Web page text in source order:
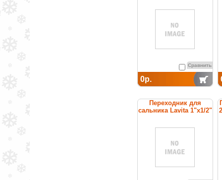
температуры горячей
воды
Сравнить
0р.
Переходник для
сальника Lavita 1"x1/2"